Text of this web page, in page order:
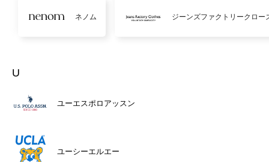
ネノム ジーンズファクトリークロー
U
ユーエスポロアッスン
ユーシーエルエー